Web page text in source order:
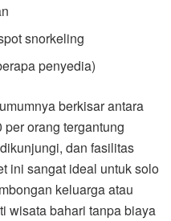
snorkeling
penyedia)
berkisar antara
orang tergantung
dan fasilitas
ini sangat ideal untuk solo
keluarga atau
wisata bahari tanpa biaya